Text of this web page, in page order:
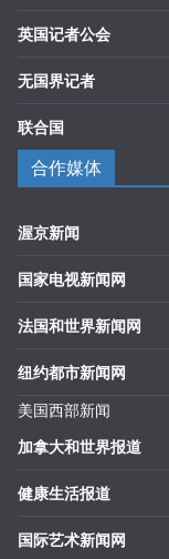
英国记者公会
无国界记者
联合国
合作媒体
渥京新闻
国家电视新闻网
法国和世界新闻网
纽约都市新闻网
美国西部新闻
加拿大和世界报道
健康生活报道
国际艺术新闻网